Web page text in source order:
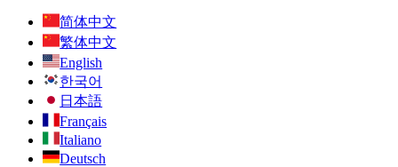
简体中文
繁体中文
English
한국어
日本語
Français
Italiano
Deutsch